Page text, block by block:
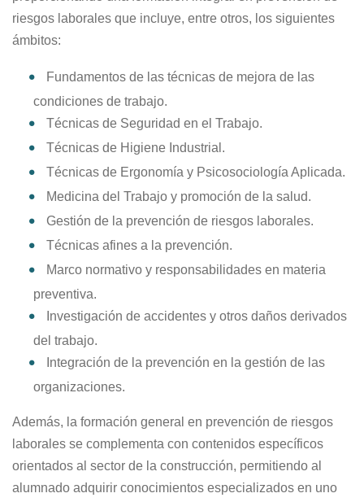
riesgos laborales que incluye, entre otros, los siguientes
ámbitos:
Fundamentos de las técnicas de mejora de las
condiciones de trabajo.
Técnicas de Seguridad en el Trabajo.
Técnicas de Higiene Industrial.
Técnicas de Ergonomía y Psicosociología Aplicada.
Medicina del Trabajo y promoción de la salud.
Gestión de la prevención de riesgos laborales.
Técnicas afines a la prevención.
Marco normativo y responsabilidades en materia
preventiva.
Investigación de accidentes y otros daños derivados
del trabajo.
Integración de la prevención en la gestión de las
organizaciones.
Además, la formación general en prevención de riesgos
laborales se complementa con contenidos específicos
orientados al sector de la construcción, permitiendo al
alumnado adquirir conocimientos especializados en uno